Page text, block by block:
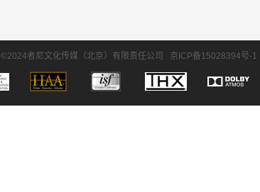
者尼文化传媒（北京）有限责任公司 京ICP备15028394号-1